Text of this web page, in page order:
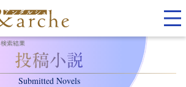
索結果
Submitted Novels